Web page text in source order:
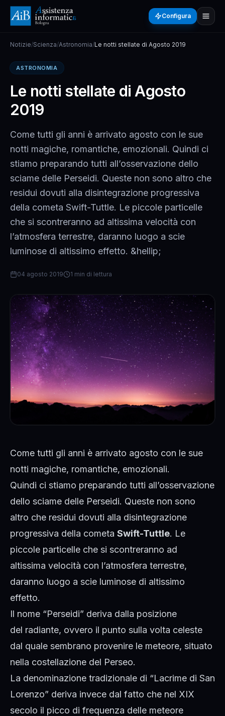
Configura
Notizie/Scienza/Astronomia/Le notti stellate di Agosto 2019
ASTRONOMIA
Le notti stellate di Agosto
2019
Come tutti gli anni è arrivato agosto con le sue
notti magiche, romantiche, emozionali. Quindi ci
stiamo preparando tutti all’osservazione dello
sciame delle Perseidi. Queste non sono altro che
residui dovuti alla disintegrazione progressiva
della cometa Swift-Tuttle. Le piccole particelle
che si scontreranno ad altissima velocità con
l’atmosfera terrestre, daranno luogo a scie
luminose di altissimo effetto. &hellip;
04 agosto 2019 1 min di lettura
Come tutti gli anni è arrivato agosto con le sue
notti magiche, romantiche, emozionali.
Quindi ci stiamo preparando tutti all’osservazione
dello sciame delle Perseidi. Queste non sono
altro che residui dovuti alla disintegrazione
progressiva della cometa Swift-Tuttle. Le
piccole particelle che si scontreranno ad
altissima velocità con l’atmosfera terrestre,
daranno luogo a scie luminose di altissimo
effetto.
Il nome “Perseidi” deriva dalla posizione
del radiante, ovvero il punto sulla volta celeste
dal quale sembrano provenire le meteore, situato
nella costellazione del Perseo.
La denominazione tradizionale di “Lacrime di San
Lorenzo” deriva invece dal fatto che nel XIX
secolo il picco di frequenza delle meteore